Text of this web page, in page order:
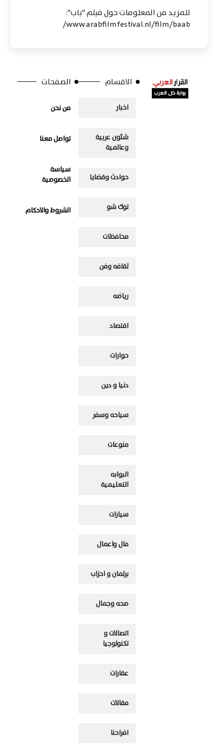
للمزيد من المعلومات حول فيلم "باب":
www.arabfilmfestival.nl/film/baab/
الاقسام
اخبار
شئون عربية
وعالمية
حوادث وقضايا
توك شو
محافظات
ثقافه وفن
رياضه
اقتصاد
حوارات
دنيا و دين
سياحه وسفر
منوعات
البوابه
التعليمية
سيارات
مال واعمال
برلمان و احزاب
صحه وجمال
اتصالات و
تكنولوجيا
عقارات
مقالات
افراحنا
الصفحات
من نحن
تواصل معنا
سياسة
الخصوصية
الشروط والاحكام